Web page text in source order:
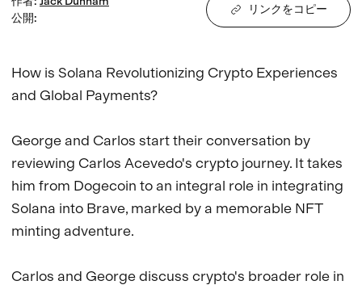
公開:
リンクをコピー
How is Solana Revolutionizing Crypto Experiences
and Global Payments?
George and Carlos start their conversation by
reviewing Carlos Acevedo's crypto journey. It takes
him from Dogecoin to an integral role in integrating
Solana into Brave, marked by a memorable NFT
minting adventure.
Carlos and George discuss crypto's broader role in